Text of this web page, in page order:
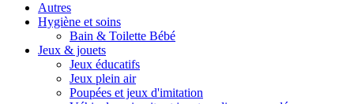
Autres
Hygiène et soins
Bain & Toilette Bébé
Jeux & jouets
Jeux éducatifs
Jeux plein air
Poupées et jeux d'imitation